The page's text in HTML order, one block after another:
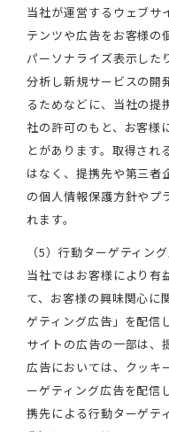
当社が運営するウェブサ
テンツや広告をお客様の
パーソナライズ表示した
分析し新規サービスの開
るためなどに、当社の提
社の許可のもと、お客様
とがあります。取得され
はなく、提携先や第三者
の個人情報保護方針やプ
れます。
（5）行動ターゲティン
当社ではお客様により有
て、お客様の興味関心に
ゲティング広告」を配信
サイトの広告の一部は、
広告においては、クッキ
ーゲティング広告を配信
携先による行動ターゲテ